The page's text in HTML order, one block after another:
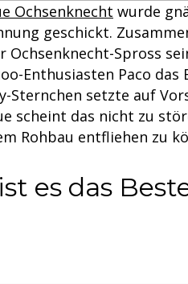
Ochsenknecht wurde
geschickt.
Ochsenknecht-Spross
Enthusiasten Paco
Sternchen setzte auf
scheint das nicht zu
Rohbau entfliehen zu
es das